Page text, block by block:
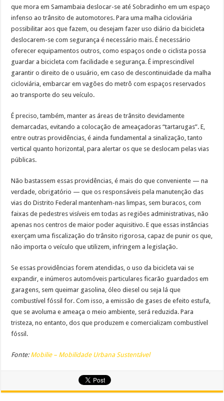
que mora em Samambaia deslocar-se até Sobradinho em um espaço
infenso ao trânsito de automotores. Para uma malha cicloviária
possibilitar aos que fazem, ou desejam fazer uso diário da bicicleta
deslocarem-se com segurança é necessário mais. É necessário
oferecer equipamentos outros, como espaços onde o ciclista possa
guardar a bicicleta com facilidade e segurança. É imprescindível
garantir o direito de o usuário, em caso de descontinuidade da malha
cicloviária, embarcar em vagões do metrô com espaços reservados
ao transporte do seu veículo.
É preciso, também, manter as áreas de trânsito devidamente
demarcadas, evitando a colocação de ameaçadoras “tartarugas”. E,
entre outras providências, é ainda fundamental a sinalização, tanto
vertical quanto horizontal, para alertar os que se deslocam pelas vias
públicas.
Não bastassem essas providências, é mais do que conveniente — na
verdade, obrigatório — que os responsáveis pela manutenção das
vias do Distrito Federal mantenham-nas limpas, sem buracos, com
faixas de pedestres visíveis em todas as regiões administrativas, não
apenas nos centros de maior poder aquisitivo. E que essas instâncias
exerçam uma fiscalização do trânsito rigorosa, capaz de punir os que,
não importa o veículo que utilizem, infringem a legislação.
Se essas providências forem atendidas, o uso da bicicleta vai se
expandir, e inúmeros automóveis particulares ficarão guardados em
garagens, sem queimar gasolina, óleo diesel ou seja lá que
combustível fóssil for. Com isso, a emissão de gases de efeito estufa,
que se avoluma e ameaça o meio ambiente, será reduzida. Para
tristeza, no entanto, dos que produzem e comercializam combustível
fóssil.
Fonte: Mobilie – Mobilidade Urbana Sustentável